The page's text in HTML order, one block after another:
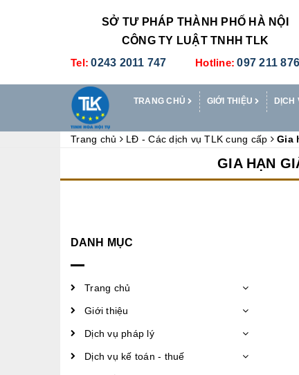
SỞ TƯ PHÁP THÀNH PHỐ HÀ NỘI
CÔNG TY LUẬT TNHH TLK
Tel: 0243 2011 747 Hotline: 097 211
TRANG CHỦ GIỚI THIỆU DỊCH
Trang chủ LĐ - Các dịch vụ TLK cung cấp Gia
GIA HẠN
DANH MỤC
Trang chủ
Giới thiệu
Dịch vụ pháp lý
Dịch vụ kế toán - thuế